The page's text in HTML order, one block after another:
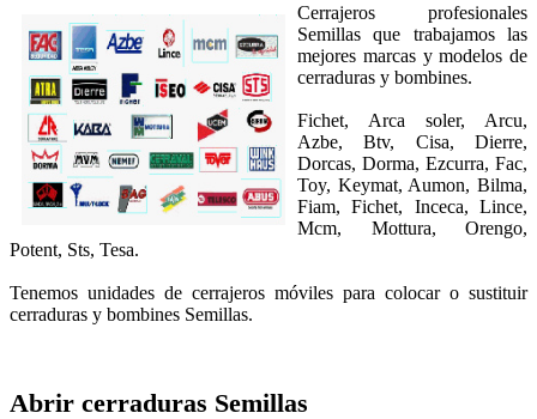
Cerrajeros profesionales
Semillas que trabajamos las
mejores marcas y modelos de
cerraduras y bombines.
Fichet, Arca soler, Arcu,
Azbe, Btv, Cisa, Dierre,
Dorcas, Dorma, Ezcurra, Fac,
Toy, Keymat, Aumon, Bilma,
Fiam, Fichet, Inceca, Lince,
Mcm, Mottura, Orengo,
Potent, Sts, Tesa.
Tenemos unidades de cerrajeros móviles para colocar o sustituir
cerraduras y bombines Semillas.
Abrir cerraduras Semillas